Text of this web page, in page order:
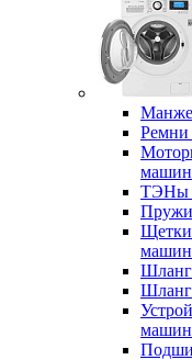
Ремни
машин
ТЭНы
Щетки
машин
машин